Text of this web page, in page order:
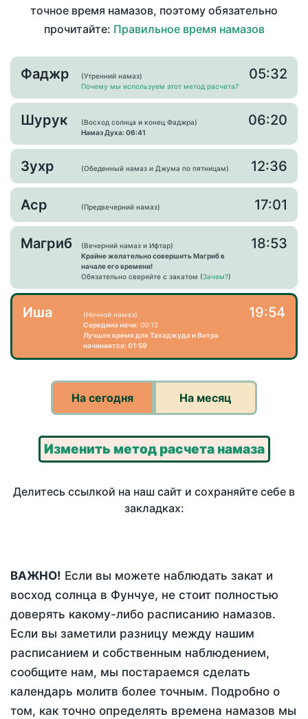
точное время намазов, поэтому обязательно
прочитайте: Правильное время намазов
Фаджр
(Утренний намаз)
Почему мы используем этот метод расчета?
05:32
Шурук
(Восход солнца и конец Фаджра)
Намаз Духа: 06:41
06:20
Зухр (Обеденный намаз и Джума по пятницам) 12:36
Аср (Предвечерний намаз) 17:01
Магриб
(Вечерний намаз и Ифтар)
Крайне желательно совершить Магриб в
начале его времени!
Обязательно сверяйте с закатом (Зачем?)
18:53
Иша
(Ночной намаз)
Середина ночи: 00:12
Лучшее время для Тахаджуда и Витра
начинается: 01:59
19:54
На сегодня На месяц
Изменить метод расчета намаза
Делитесь ссылкой на наш сайт и сохраняйте себе в
закладках:
ВАЖНО! Если вы можете наблюдать закат и
восход солнца в Фунчуе, не стоит полностью
доверять какому-либо расписанию намазов.
Если вы заметили разницу между нашим
расписанием и собственным наблюдением,
сообщите нам, мы постараемся сделать
календарь молитв более точным. Подробно о
том, как точно определять времена намазов мы